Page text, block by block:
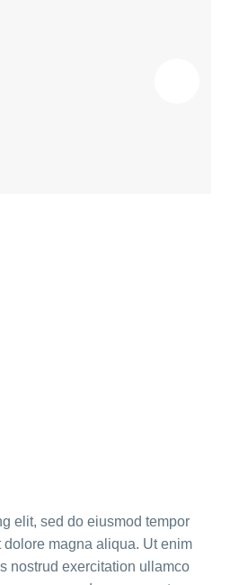
elit, sed do eiusmod tempor
magna aliqua. Ut enim
nostrud exercitation ullamco